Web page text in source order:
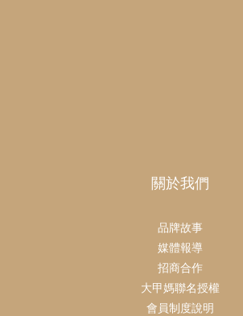
關於我們
品牌故事
媒體報導
招商合作
大甲媽聯名授權
會員制度說明